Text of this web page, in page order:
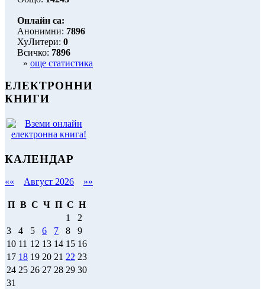
Онлайн са:
Анонимни: 7896
ХуЛитери: 0
Всичко: 7896
» още статистика
ЕЛЕКТРОННИ
КНИГИ
КАЛЕНДАР
«« Август 2026 »»
П В С Ч П С Н
1
2
3
4 5 6 7 8
9
10 11 12 13 14 15 16
17 18 19 20 21 22 23
24 25 26 27 28 29 30
31